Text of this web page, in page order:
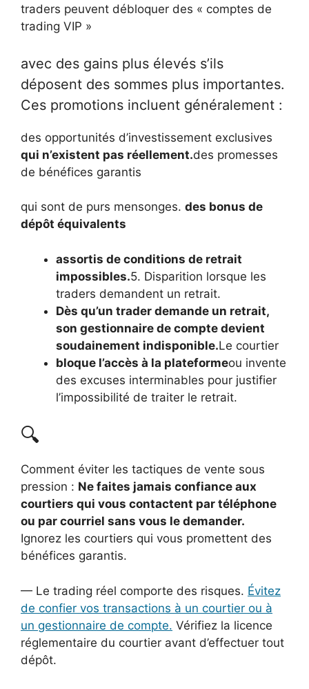
traders peuvent débloquer des « comptes de
trading VIP »
avec des gains plus élevés s’ils
déposent des sommes plus importantes.
Ces promotions incluent généralement :
des opportunités d’investissement exclusives
qui n’existent pas réellement.des promesses
de bénéfices garantis
qui sont de purs mensonges. des bonus de
dépôt équivalents
assortis de conditions de retrait
impossibles.5. Disparition lorsque les
traders demandent un retrait.
Dès qu’un trader demande un retrait,
son gestionnaire de compte devient
soudainement indisponible.Le courtier
bloque l’accès à la plateformeou invente
des excuses interminables pour justifier
l’impossibilité de traiter le retrait.
🔍
Comment éviter les tactiques de vente sous
pression : Ne faites jamais confiance aux
courtiers qui vous contactent par téléphone
ou par courriel sans vous le demander.
Ignorez les courtiers qui vous promettent des
bénéfices garantis.
— Le trading réel comporte des risques. Évitez
de confier vos transactions à un courtier ou à
un gestionnaire de compte. Vérifiez la licence
réglementaire du courtier avant d’effectuer tout
dépôt.